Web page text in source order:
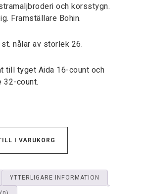
och korsstygn.
Framställare Bohin.
nålar av storlek 26.
till tyget Aida 16-count och
32-count.
I VARUKORG
YTTERLIGARE INFORMATION